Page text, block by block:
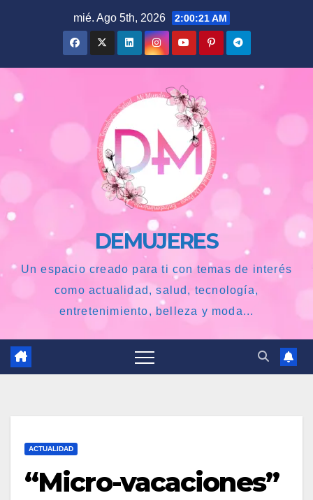
mié. Ago 5th, 2026 2:00:22 AM
DEMUJERES
Un espacio creado para ti con temas de interés
como actualidad, salud, tecnología,
entretenimiento, belleza y moda...
ACTUALIDAD
“Micro-vacaciones”